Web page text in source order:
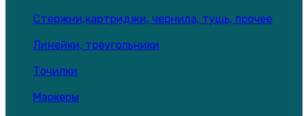
Стержни,картриджи, чернила, тушь, прочее
Линейки, треугольники
Точилки
Маркеры